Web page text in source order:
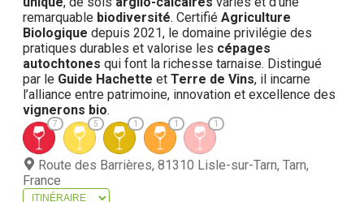
remarquable biodiversité. Certifié Agriculture
Biologique depuis 2021, le domaine privilégie des
pratiques durables et valorise les cépages
autochtones qui font la richesse tarnaise. Distingué
par le Guide Hachette et Terre de Vins, il incarne
l’alliance entre patrimoine, innovation et excellence des
vignerons bio.
7 5 1 1 1
Route des Barrières, 81310 Lisle-sur-Tarn, Tarn,
France